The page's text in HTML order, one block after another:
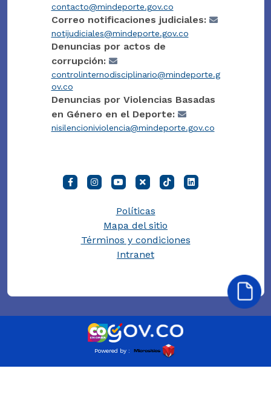
contacto@mindeporte.gov.co
Correo notificaciones judiciales:
notijudiciales@mindeporte.gov.co
Denuncias por actos de
corrupción:
controlinternodisciplinario@mindeporte.g
ov.co
Denuncias por Violencias Basadas
en Género en el Deporte:
nisilencioniviolencia@mindeporte.gov.co
Políticas
Mapa del sitio
Términos y condiciones
Intranet
Powered by :